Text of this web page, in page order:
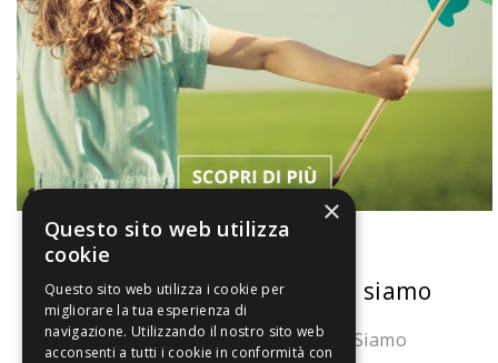
La nostra convenienza
Il risparmio che fa ambiente
Chi siamo
Chi Siamo
×
Questo sito web utilizza
cookie
Questo sito web utilizza i cookie per
migliorare la tua esperienza di
navigazione. Utilizzando il nostro sito web
acconsenti a tutti i cookie in conformità con